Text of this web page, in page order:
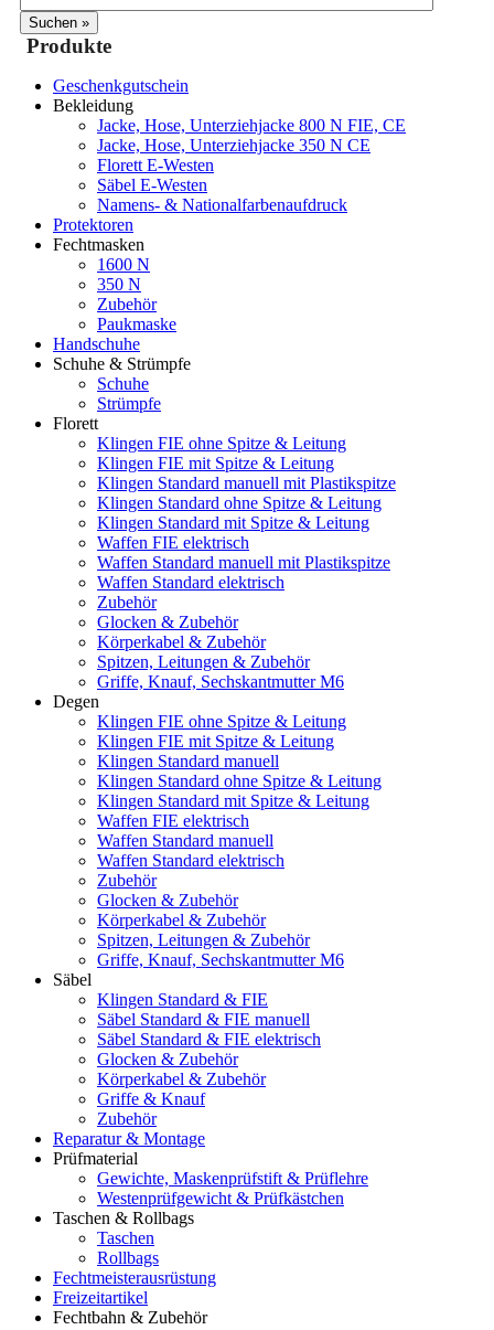
Produkte
Geschenkgutschein
Bekleidung
Jacke, Hose, Unterziehjacke 800 N FIE, CE
Jacke, Hose, Unterziehjacke 350 N CE
Florett E-Westen
Säbel E-Westen
Namens- & Nationalfarbenaufdruck
Protektoren
Fechtmasken
1600 N
350 N
Zubehör
Paukmaske
Handschuhe
Schuhe & Strümpfe
Schuhe
Strümpfe
Florett
Klingen FIE ohne Spitze & Leitung
Klingen FIE mit Spitze & Leitung
Klingen Standard manuell mit Plastikspitze
Klingen Standard ohne Spitze & Leitung
Klingen Standard mit Spitze & Leitung
Waffen FIE elektrisch
Waffen Standard manuell mit Plastikspitze
Waffen Standard elektrisch
Zubehör
Glocken & Zubehör
Körperkabel & Zubehör
Spitzen, Leitungen & Zubehör
Griffe, Knauf, Sechskantmutter M6
Degen
Klingen FIE ohne Spitze & Leitung
Klingen FIE mit Spitze & Leitung
Klingen Standard manuell
Klingen Standard ohne Spitze & Leitung
Klingen Standard mit Spitze & Leitung
Waffen FIE elektrisch
Waffen Standard manuell
Waffen Standard elektrisch
Zubehör
Glocken & Zubehör
Körperkabel & Zubehör
Spitzen, Leitungen & Zubehör
Griffe, Knauf, Sechskantmutter M6
Säbel
Klingen Standard & FIE
Säbel Standard & FIE manuell
Säbel Standard & FIE elektrisch
Glocken & Zubehör
Körperkabel & Zubehör
Griffe & Knauf
Zubehör
Reparatur & Montage
Prüfmaterial
Gewichte, Maskenprüfstift & Prüflehre
Westenprüfgewicht & Prüfkästchen
Taschen & Rollbags
Taschen
Rollbags
Fechtmeisterausrüstung
Freizeitartikel
Fechtbahn & Zubehör